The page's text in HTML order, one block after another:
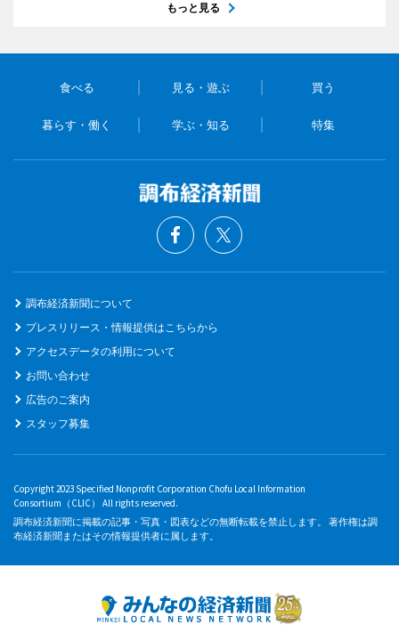
もっと見る
食べる 見る・遊ぶ 買う
暮らす・働く 学ぶ・知る 特集
調布経済新聞について
プレスリリース・情報提供はこちらから
アクセスデータの利用について
お問い合わせ
広告のご案内
スタッフ募集
Copyright 2023 Specified Nonprofit Corporation Chofu Local Information
Consortium（CLIC） All rights reserved.
調布経済新聞に掲載の記事・写真・図表などの無断転載を禁止します。 著作権は調
布経済新聞またはその情報提供者に属します。